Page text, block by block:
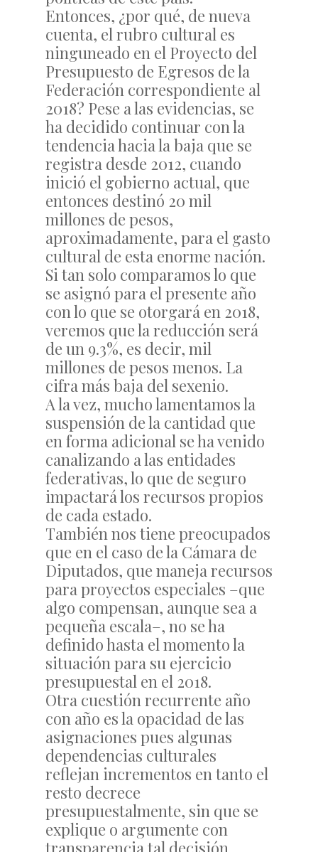
Entonces, ¿por qué, de nueva
cuenta, el rubro cultural es
ninguneado en el Proyecto del
Presupuesto de Egresos de la
Federación correspondiente al
2018? Pese a las evidencias, se
ha decidido continuar con la
tendencia hacia la baja que se
registra desde 2012, cuando
inició el gobierno actual, que
entonces destinó 20 mil
millones de pesos,
aproximadamente, para el gasto
cultural de esta enorme nación.
Si tan solo comparamos lo que
se asignó para el presente año
con lo que se otorgará en 2018,
veremos que la reducción será
de un 9.3%, es decir, mil
millones de pesos menos. La
cifra más baja del sexenio.
A la vez, mucho lamentamos la
suspensión de la cantidad que
en forma adicional se ha venido
canalizando a las entidades
federativas, lo que de seguro
impactará los recursos propios
de cada estado.
También nos tiene preocupados
que en el caso de la Cámara de
Diputados, que maneja recursos
para proyectos especiales –que
algo compensan, aunque sea a
pequeña escala–, no se ha
definido hasta el momento la
situación para su ejercicio
presupuestal en el 2018.
Otra cuestión recurrente año
con año es la opacidad de las
asignaciones pues algunas
dependencias culturales
reflejan incrementos en tanto el
resto decrece
presupuestalmente, sin que se
explique o argumente con
transparencia tal decisión.